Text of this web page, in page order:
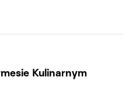
Kulinarnym